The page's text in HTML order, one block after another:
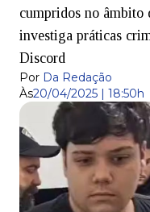
cumpridos no âmbito
investiga práticas
Discord
Por Da Redação
Às20/04/2025 | 18:50h